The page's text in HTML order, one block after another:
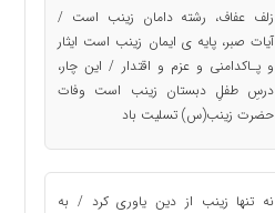
زلف عفاف، رشته دامان زینب است /
آیات صبر، پایه ی ایمان زینب است ایثار
و پـاکدامنی و عزم و اقتدار / این چار،
درسِ طفلِ دبستان زینب است وفات
حضرت زینب(س) تسلیت باد
نه تنها زینب از دین یاوری کرد / به